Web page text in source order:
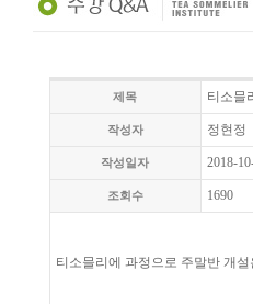
제목 티소믈
작성자 정현정
작성일자 2018-
조회수 1690
티소믈리에 과정으로 주말반 개설